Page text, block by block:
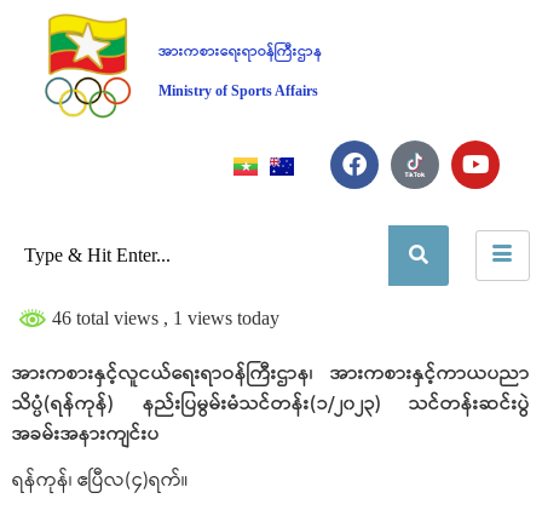
အားကစားရေးရာဝန်ကြီးဌာန
Ministry of Sports Affairs
46 total views , 1 views today
အားကစားနှင့်လူငယ်ရေးရာဝန်ကြီးဌာန၊ အားကစားနှင့်ကာယပညာ
သိပ္ပံ(ရန်ကုန်) နည်းပြမွမ်းမံသင်တန်း(၁/၂၀၂၃) သင်တန်းဆင်းပွဲ
အခမ်းအနားကျင်းပ
ရန်ကုန်၊ ဧပြီလ(၄)ရက်။